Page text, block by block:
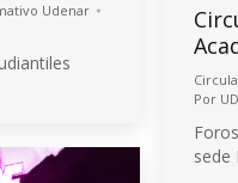
Udenar
Por
sede